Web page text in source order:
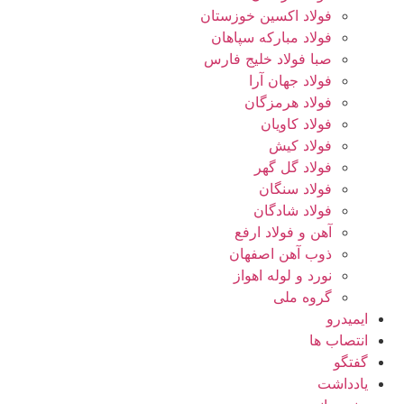
فولاد اکسین خوزستان
فولاد مبارکه سپاهان
صبا فولاد خلیج فارس
فولاد جهان آرا
فولاد هرمزگان
فولاد کاویان
فولاد کیش
فولاد گل گهر
فولاد سنگان
فولاد شادگان
آهن و فولاد ارفع
ذوب آهن اصفهان
نورد و لوله اهواز
گروه ملی
ایمیدرو
انتصاب ها
گفتگو
یادداشت